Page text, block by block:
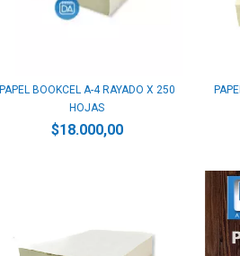
PAPEL BOOKCEL A-4 RAYADO X 250
HOJAS
$18.000,00